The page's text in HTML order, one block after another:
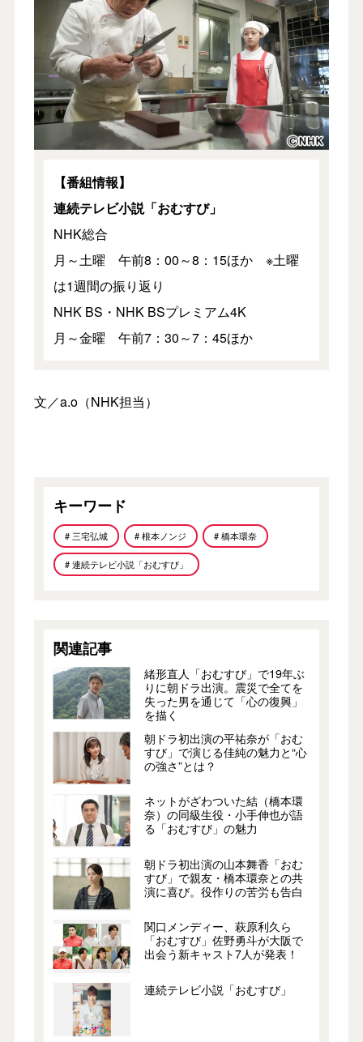
【番組情報】
連続テレビ小説「おむすび」
NHK総合
月～土曜 午前8：00～8：15ほか ※土曜
は1週間の振り返り
NHK BS・NHK BSプレミアム4K
月～金曜 午前7：30～7：45ほか
文／a.o（NHK担当）
キーワード
# 三宅弘城 # 根本ノンジ # 橋本環奈
# 連続テレビ小説「おむすび」
関連記事
緒形直人「おむすび」で19年ぶ
りに朝ドラ出演。震災で全てを
失った男を通じて「心の復興」
を描く
朝ドラ初出演の平祐奈が「おむ
すび」で演じる佳純の魅力と“心
の強さ”とは？
ネットがざわついた結（橋本環
奈）の同級生役・小手伸也が語
る「おむすび」の魅力
朝ドラ初出演の山本舞香「おむ
すび」で親友・橋本環奈との共
演に喜び。役作りの苦労も告白
関口メンディー、萩原利久ら
「おむすび」佐野勇斗が大阪で
出会う新キャスト7人が発表！
連続テレビ小説「おむすび」